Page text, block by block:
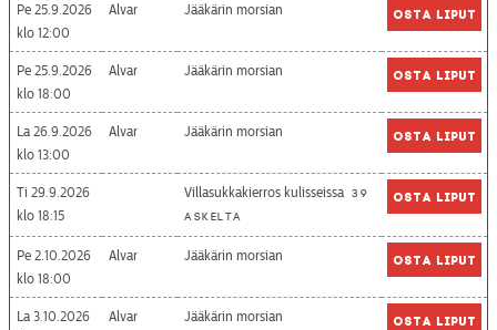
Pe 25.9.2026
12:00
Alvar Jääkärin morsian Osta liput
Pe 25.9.2026
18:00
Alvar Jääkärin morsian Osta liput
La 26.9.2026
13:00
Alvar Jääkärin morsian Osta liput
Ti 29.9.2026
18:15
Villasukkakierros kulisseissa 39
askelta
Osta liput
Pe 2.10.2026
18:00
Alvar Jääkärin morsian Osta liput
La 3.10.2026
Alvar Jääkärin morsian Osta liput